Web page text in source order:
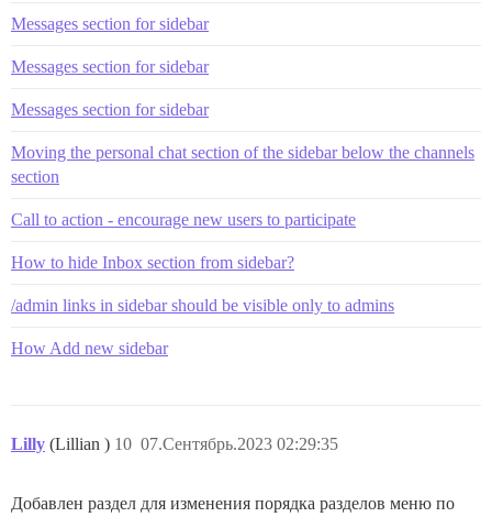
Messages section for sidebar
Messages section for sidebar
Messages section for sidebar
Moving the personal chat section of the sidebar below the channels
section
Call to action - encourage new users to participate
How to hide Inbox section from sidebar?
/admin links in sidebar should be visible only to admins
How Add new sidebar
Lilly (Lillian ) 07.Сентябрь.2023 02:29:35
10
Добавлен раздел для изменения порядка разделов меню по